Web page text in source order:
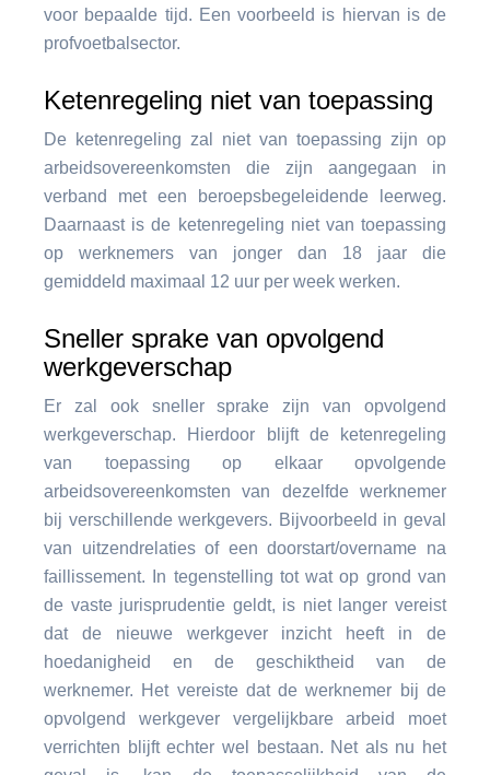
voor bepaalde tijd. Een voorbeeld is hiervan is de
profvoetbalsector.
Ketenregeling niet van toepassing
De ketenregeling zal niet van toepassing zijn op
arbeidsovereenkomsten die zijn aangegaan in
verband met een beroepsbegeleidende leerweg.
Daarnaast is de ketenregeling niet van toepassing
op werknemers van jonger dan 18 jaar die
gemiddeld maximaal 12 uur per week werken.
Sneller sprake van opvolgend
werkgeverschap
Er zal ook sneller sprake zijn van opvolgend
werkgeverschap. Hierdoor blijft de ketenregeling
van toepassing op elkaar opvolgende
arbeidsovereenkomsten van dezelfde werknemer
bij verschillende werkgevers. Bijvoorbeeld in geval
van uitzendrelaties of een doorstart/overname na
faillissement. In tegenstelling tot wat op grond van
de vaste jurisprudentie geldt, is niet langer vereist
dat de nieuwe werkgever inzicht heeft in de
hoedanigheid en de geschiktheid van de
werknemer. Het vereiste dat de werknemer bij de
opvolgend werkgever vergelijkbare arbeid moet
verrichten blijft echter wel bestaan. Net als nu het